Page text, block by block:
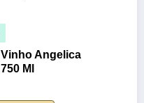
Angelica
Ml